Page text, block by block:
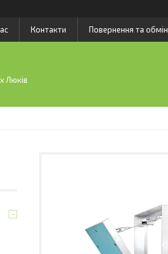
Контакти Повернення та обмін
Люків